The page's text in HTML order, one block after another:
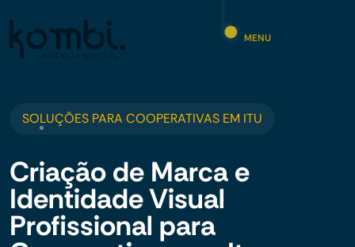
MENU
SOLUÇÕES PARA COOPERATIVAS EM ITU
Criação de Marca e
Identidade Visual
Profissional para